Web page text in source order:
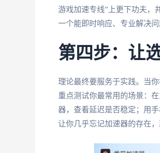
游戏加速专线”上更下功夫，
一个能即时响应、专业解决
第四步：让
理论最终要服务于实践。当
重点测试你最常用的场景：
器，查看延迟是否稳定；用
让你几乎忘记加速器的存在